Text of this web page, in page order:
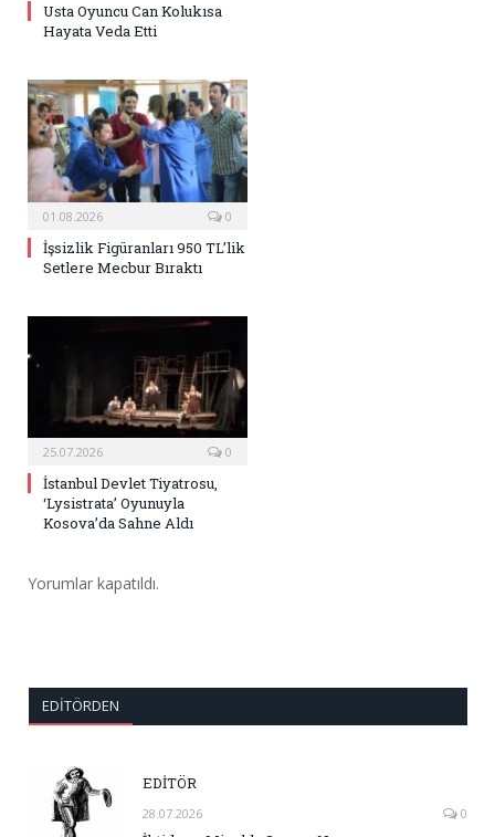
Usta Oyuncu Can Kolukısa
Hayata Veda Etti
01.08.2026 0
İşsizlik Figüranları 950 TL’lik
Setlere Mecbur Bıraktı
25.07.2026 0
İstanbul Devlet Tiyatrosu,
‘Lysistrata’ Oyunuyla
Kosova’da Sahne Aldı
Yorumlar kapatıldı.
EDITÖRDEN
EDİTÖR
28.07.2026 0